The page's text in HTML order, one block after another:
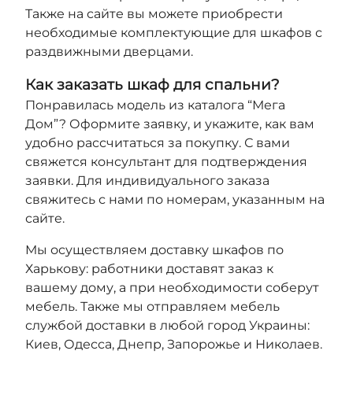
Также на сайте вы можете приобрести
необходимые комплектующие для шкафов с
раздвижными дверцами.
Как заказать шкаф для спальни?
Понравилась модель из каталога “Мега
Дом”? Оформите заявку, и укажите, как вам
удобно рассчитаться за покупку. С вами
свяжется консультант для подтверждения
заявки. Для индивидуального заказа
свяжитесь с нами по номерам, указанным на
сайте.
Мы осуществляем доставку шкафов по
Харькову: работники доставят заказ к
вашему дому, а при необходимости соберут
мебель. Также мы отправляем мебель
службой доставки в любой город Украины:
Киев, Одесса, Днепр, Запорожье и Николаев.